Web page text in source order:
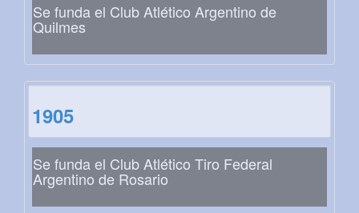
Se funda el Club Atlético Argentino de
Quilmes
1905
Se funda el Club Atlético Tiro Federal
Argentino de Rosario